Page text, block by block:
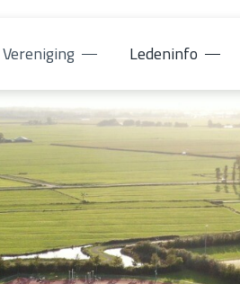
Vereniging Ledeninfo